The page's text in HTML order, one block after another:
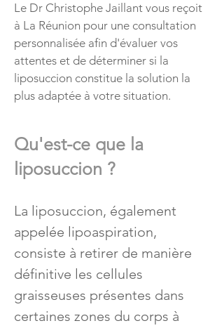
Le Dr Christophe Jaillant vous reçoit
à La Réunion pour une consultation
personnalisée afin d'évaluer vos
attentes et de déterminer si la
liposuccion constitue la solution la
plus adaptée à votre situation.
Qu'est-ce que la
liposuccion ?
La liposuccion, également
appelée lipoaspiration,
consiste à retirer de manière
définitive les cellules
graisseuses présentes dans
certaines zones du corps à